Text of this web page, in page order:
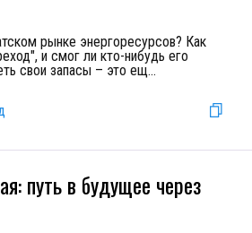
рынке энергоресурсов? Как
и смог ли кто-нибудь его
свои запасы – это ещ...
путь в будущее через